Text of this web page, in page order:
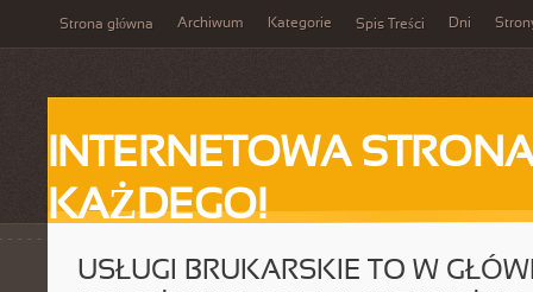
Strona główna Archiwum Kategorie Spis Treści Dni
INTERNETOWA
KAŻDEGO!
USŁUGI BRUKARSKIE TO W